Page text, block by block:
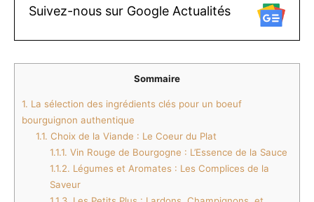
Suivez-nous sur Google Actualités
Sommaire
1. La sélection des ingrédients clés pour un boeuf
bourguignon authentique
1.1. Choix de la Viande : Le Coeur du Plat
1.1.1. Vin Rouge de Bourgogne : L’Essence de la Sauce
1.1.2. Légumes et Aromates : Les Complices de la
Saveur